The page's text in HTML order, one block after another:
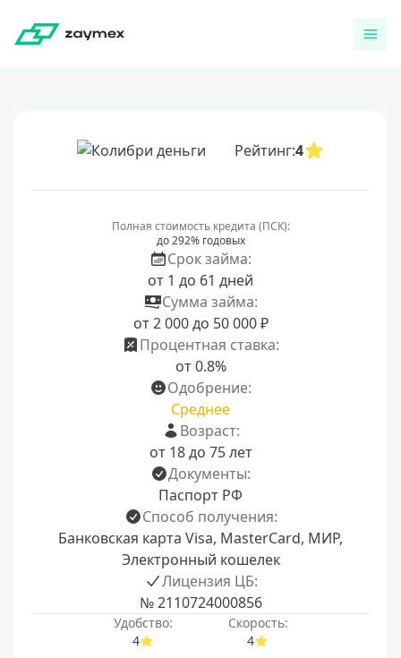
Рейтинг:4
Полная стоимость кредита (ПСК):
до 292% годовых
Срок займа:
от 1 до 61 дней
Сумма займа:
от 2 000 до 50 000 ₽
Процентная ставка:
от 0.8%
Одобрение:
Среднее
Возраст:
от 18 до 75 лет
Документы:
Паспорт РФ
Способ получения:
Банковская карта Visa, MasterCard, МИР,
Электронный кошелек
Лицензия ЦБ:
№ 2110724000856
Удобство:
4
Скорость:
4